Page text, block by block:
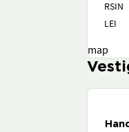
RSIN
LEI
map